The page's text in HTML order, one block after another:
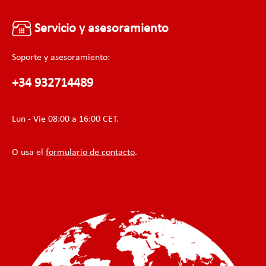
Servicio y asesoramiento
Soporte y asesoramiento:
+34 932714489
Lun - Vie 08:00 a 16:00 CET.
O usa el formulario de contacto.